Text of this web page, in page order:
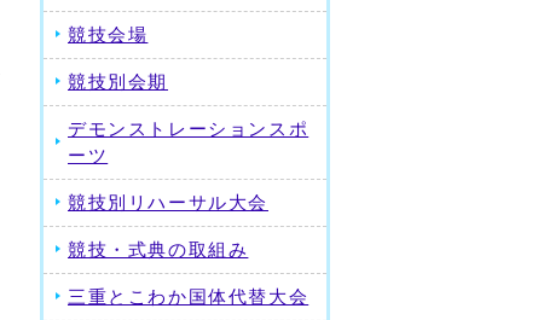
競技会場
競技別会期
デモンストレーションスポ
ーツ
競技別リハーサル大会
競技・式典の取組み
三重とこわか国体代替大会